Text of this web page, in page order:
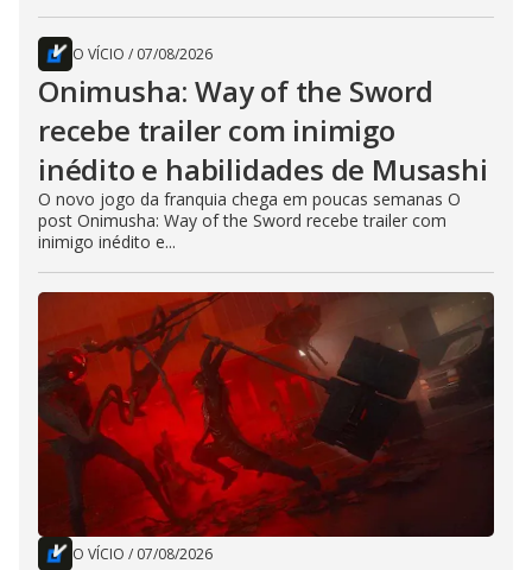
O VÍCIO / 07/08/2026
Onimusha: Way of the Sword
recebe trailer com inimigo
inédito e habilidades de Musashi
O novo jogo da franquia chega em poucas semanas O
post Onimusha: Way of the Sword recebe trailer com
inimigo inédito e...
O VÍCIO / 07/08/2026